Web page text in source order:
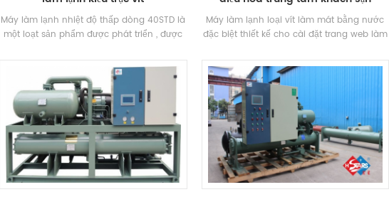
Máy làm lạnh nhiệt độ thấp dòng 40STD là
một loạt sản phẩm được phát triển , được
, làm lạnh , chế biến thực phẩm , cấp đông
nhanh , làm lạnh công nghiệp và các
ngành công nghiệp khác .
Máy làm lạnh loại vít làm mát bằng nước
đặc biệt thiết kế cho cài đặt trang web làm
là chặt chẽ. Nó kết hợp h'stars Kinh nghiệm
về việc làm lạnh và lắp đặt trang web để
phát triển, thiết kế và sản xuất hàng loạt
gói Máy làm lạnh. Theo yêu cầu cài đặt dự
án khác nhau, chúng tôi có thể thiết kế
các đặc điểm kỹ thuật và gói kích thước
khác nhau Máy làm lạnh. Máy làm lạnh
Công suất làm mát và Phạm vi nước lạnh
là rộng.